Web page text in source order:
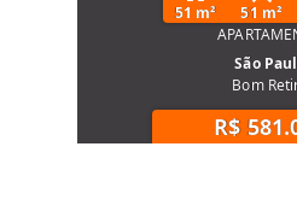
51 m² 51 m²
São
Bom
R$